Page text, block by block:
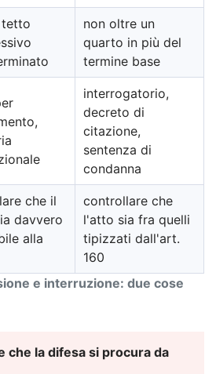
e interruzione: due cose
tetto
non oltre un
quarto in più del
termine base
interrogatorio,
decreto di
citazione,
sentenza di
condanna
che il
davvero
alla
controllare che
l'atto sia fra quelli
tipizzati dall'art.
160
che la difesa si procura da